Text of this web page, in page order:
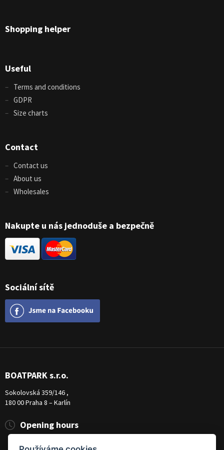
Sociální sítě
Shopping helper
Useful
Terms and conditions
GDPR
Size charts
Contact
Contact us
About us
Wholesales
Nakupte u nás jednoduše a bezpečně
BOATPARK s.r.o.
Sokolovská 359/146 ,
180 00 Praha 8 – Karlín
Opening hours